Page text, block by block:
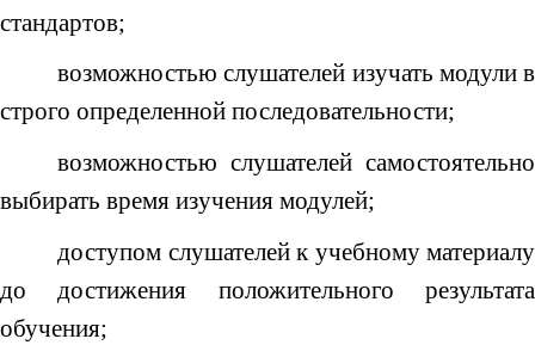
стандартов;
возможностью слушателей изучать модули в
строго определенной последовательности;
возможностью слушателей самостоятельно
выбирать время изучения модулей;
доступом слушателей к учебному материалу
до достижения положительного результата
обучения;